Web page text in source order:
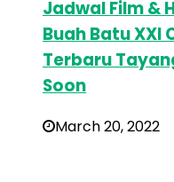
Jadwal Film &
Buah Batu XXI
Terbaru
Soon
March 20, 2022